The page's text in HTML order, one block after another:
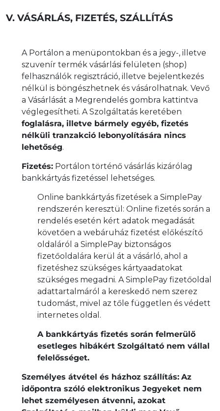
V. VÁSÁRLÁS, FIZETÉS, SZÁLLÍTÁS
A Portálon a menüpontokban és a jegy-, illetve
szuvenír termék vásárlási felületen (shop)
felhasználók regisztráció, illetve bejelentkezés
nélkül is böngészhetnek és vásárolhatnak. Vevő
a Vásárlását a Megrendelés gombra kattintva
véglegesítheti. A Szolgáltatás keretében
foglalásra, illetve bármely egyéb, fizetés
nélküli tranzakció lebonyolítására nincs
lehetőség.
Fizetés: Portálon történő vásárlás kizárólag
bankkártyás fizetéssel lehetséges.
Online bankkártyás fizetések a SimplePay
rendszerén keresztül: Online fizetés során a
rendelés esetén kért adatok megadását
követően a webáruház fizetést előkészítő
oldaláról a SimplePay biztonságos
fizetőoldalára kerül át a vásárló, ahol a
fizetéshez szükséges kártyaadatokat
szükséges megadni. A SimplePay fizetőoldal
adattartalmáról a kereskedő nem szerez
tudomást, mivel az tőle független és védett
internetes oldal.
A bankkártyás fizetés során felmerülő
esetleges hibákért Szolgáltató nem vállal
felelősséget.
Személyes átvétel és házhoz szállítás: Az
időpontra szóló elektronikus Jegyeket nem
lehet személyesen átvenni, azokat